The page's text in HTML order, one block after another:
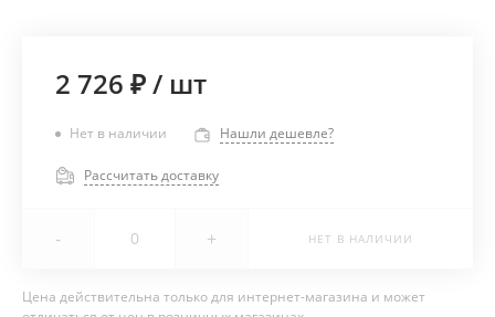
2 726 ₽/ шт
Нет в наличии Нашли дешевле?
Рассчитать доставку
- + НЕТ В НАЛИЧИИ
Цена действительна только для интернет-магазина и может